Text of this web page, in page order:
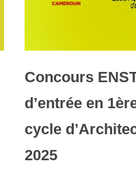
Concours
d’entrée en
cycle
2025